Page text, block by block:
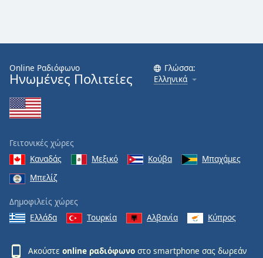
Online Ραδιόφωνο
Ηνωμένες Πολιτείες
Γλώσσα:
Ελληνικά
Γειτονικές χώρες
Καναδάς
Μεξικό Κούβα
Μπαχάμες
Μπελίζ
Δημοφιλείς χώρες
Ελλάδα
Τουρκία Αλβανία Κύπρος
Ακούστε online ραδιόφωνο στο smartphone σας δωρεάν